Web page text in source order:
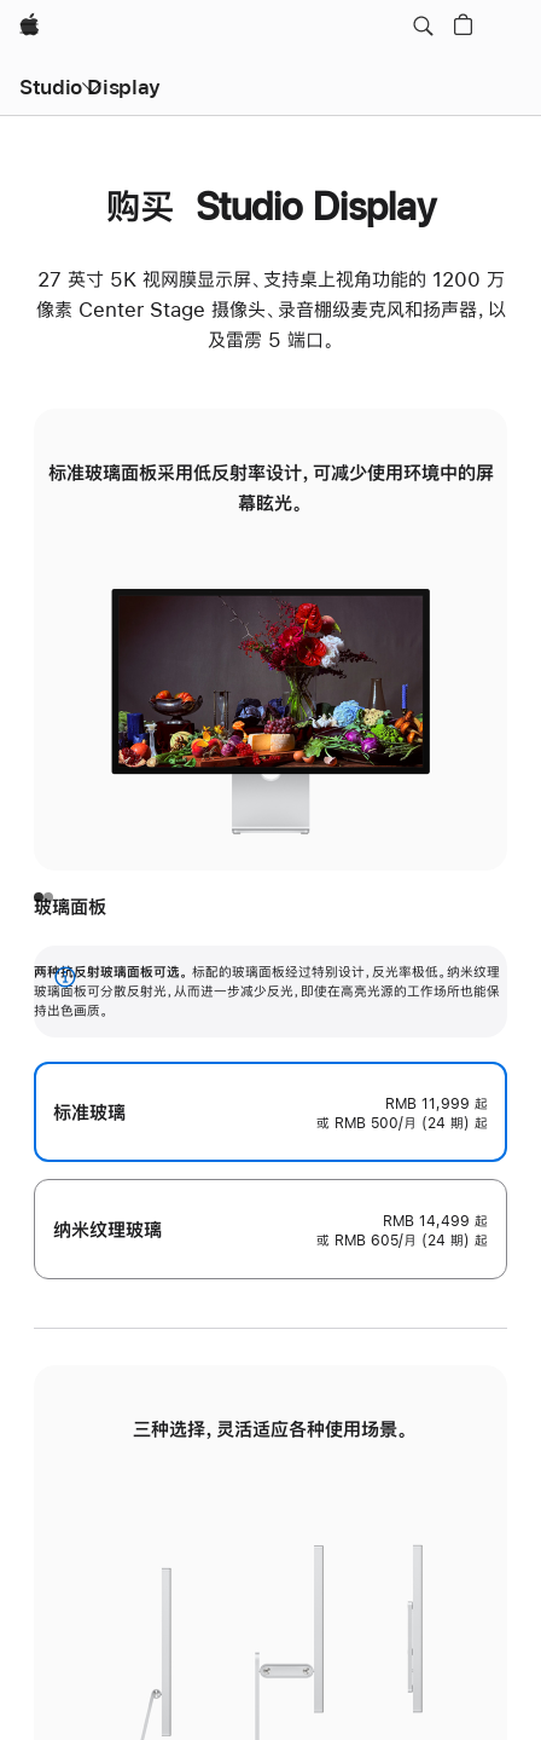
Apple
Studio Display
购买 Studio Display
27 英寸 5K 视网膜显示屏、支持桌上视角功能的 1200 万
像素 Center Stage 摄像头、录音棚级麦克风和扬声器，以
及雷雳 5 端口。
标准玻璃面板采用低反射率设计，可减少使用环境中的屏
幕眩光。
玻璃面板
两种抗反射玻璃面板可选。 标配的玻璃面板经过特别设计，反光率极低。纳米纹理
玻璃面板可分散反射光，从而进一步减少反光，即使在高亮光源的工作场所也能保
持出色画质。
展
开
标准玻璃 RMB 11,999 起
或 RMB 500/月 (24 期) 起
纳米纹理玻璃 RMB 14,499 起
或 RMB 605/月 (24 期) 起
三种选择，灵活适应各种使用场景。